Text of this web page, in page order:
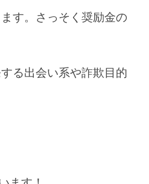
す。さっそく奨励金の
る出会い系や詐欺目的